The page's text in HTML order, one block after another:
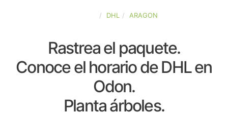
DHL ARAGON
Rastrea el paquete.
Conoce el horario de DHL en
Odon.
Planta árboles.